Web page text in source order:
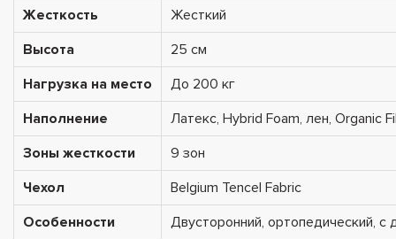
Жесткость
Жесткий
Высота
25 см
Нагрузка на место
До 200 кг
Наполнение
Латекс, Hybrid Foam, лен, Organic
Зоны жесткости
9 зон
Чехол
Belgium Tencel Fabric
Особенности
Двусторонний, ортопедический, с